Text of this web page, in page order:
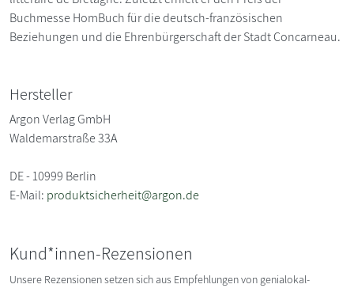
Buchmesse HomBuch für die deutsch-französischen
Beziehungen und die Ehrenbürgerschaft der Stadt Concarneau.
Hersteller
Argon Verlag GmbH
Waldemarstraße 33A
DE - 10999 Berlin
E-Mail: produktsicherheit@argon.de
Kund*innen-Rezensionen
Unsere Rezensionen setzen sich aus Empfehlungen von genialokal-